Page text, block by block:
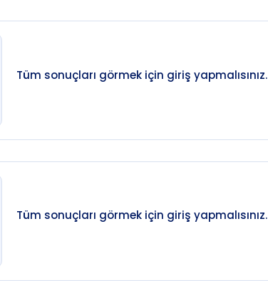
Tüm sonuçları görmek için giriş yapmalısınız.
Tüm sonuçları görmek için giriş yapmalısınız.